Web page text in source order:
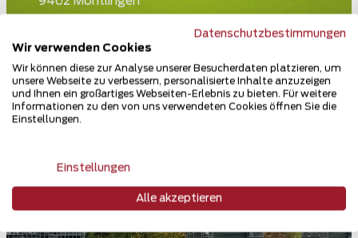
Teilen
Datenschutzbestimmungen
Wir verwenden Cookies
Wir können diese zur Analyse unserer Besucherdaten platzieren, um
unsere Webseite zu verbessern, personalisierte Inhalte anzuzeigen
und Ihnen ein großartiges Webseiten-Erlebnis zu bieten. Für weitere
Informationen zu den von uns verwendeten Cookies öffnen Sie die
Einstellungen.
Einstellungen
Alle akzeptieren